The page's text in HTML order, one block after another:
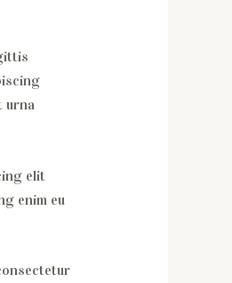
urna
elit
enim eu